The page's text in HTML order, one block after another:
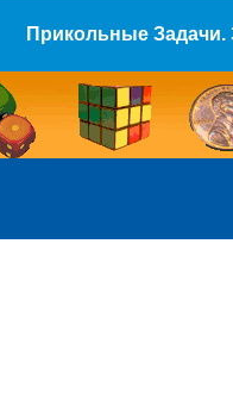
Прикольные Задачи.